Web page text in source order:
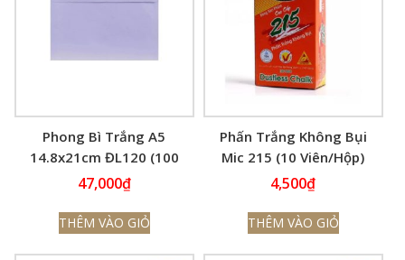
Phong Bì Trắng A5
14.8x21cm ĐL120 (100
Cái/Tập)
47,000₫
THÊM VÀO GIỎ
Phấn Trắng Không Bụi
Mic 215 (10 Viên/Hộp)
4,500₫
THÊM VÀO GIỎ